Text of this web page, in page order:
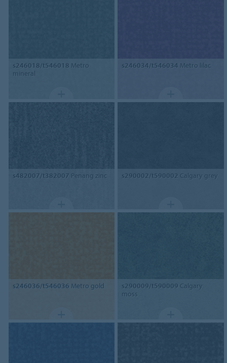
s246018/t546018 Metro
mineral
s246034/t546034 Metro lilac
s482007/t382007 Penang zinc s290002/t590002 Calgary grey
s246036/t546036 Metro gold s290009/t590009 Calgary
moss